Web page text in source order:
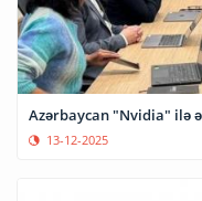
Azərbaycan "Nvidia" ilə
13-12-2025